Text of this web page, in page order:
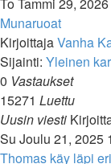
Munaruoat
KirjoittajaVanha
Sijainti: Yleinen
0 Vastaukset
15271 Luettu
Uusin viesti
Su Joulu 21, 2025
Thomas käy läpi